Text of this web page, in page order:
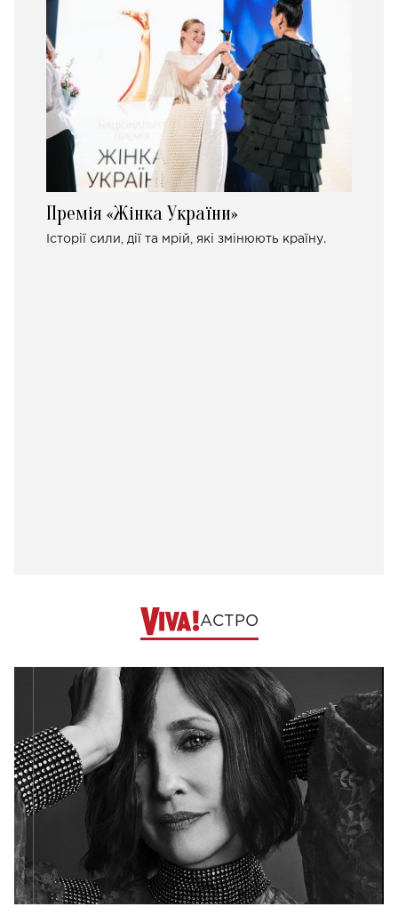
Премія «Жінка України»
Історії сили, дії та мрій, які змінюють країну.
АСТРО